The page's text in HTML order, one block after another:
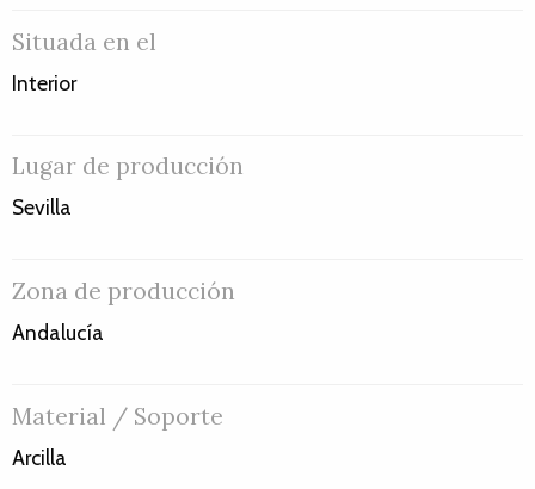
Situada en el
Interior
Lugar de producción
Sevilla
Zona de producción
Andalucía
Material / Soporte
Arcilla